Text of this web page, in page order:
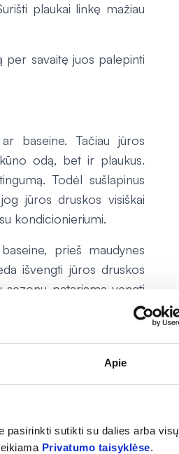
Apie
pasirinkti sutikti su dalies arba visų
Privatumo taisyklėse.
plaukai linkę mažiau
per savaitę juos palepinti
baseine. Tačiau jūros
odą, bet ir plaukus.
Todėl sušlapinus
jūros druskos visiškai
kondicionieriumi.
prieš maudynes
išvengti jūros druskos
patariama vengti
Tokiu būdu plaukai